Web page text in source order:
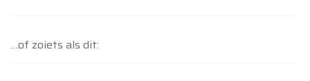
…of zoiets als dit: